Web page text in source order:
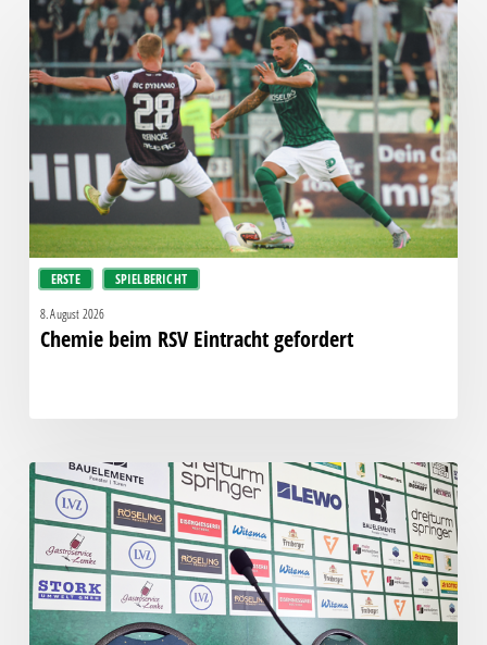
ERSTE SPIELBERICHT
beim
RSV
Eintracht
gefordert
8. August 2026
Chemie beim RSV Eintracht gefordert
Pressegespräch
vor
RSV
Eintracht
1949
–
Chemie